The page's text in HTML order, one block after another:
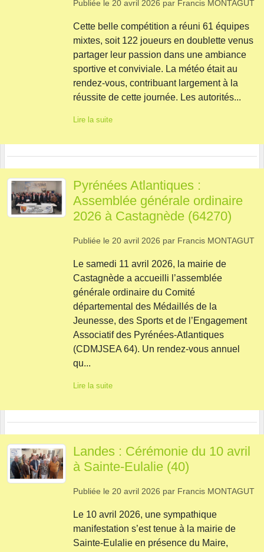
Publiée le 20 avril 2026 par Francis MONTAGUT
Cette belle compétition a réuni 61 équipes
mixtes, soit 122 joueurs en doublette venus
partager leur passion dans une ambiance
sportive et conviviale. La météo était au
rendez-vous, contribuant largement à la
réussite de cette journée. Les autorités...
Lire la suite
Pyrénées Atlantiques :
Assemblée générale ordinaire
2026 à Castagnède (64270)
Publiée le 20 avril 2026 par Francis MONTAGUT
Le samedi 11 avril 2026, la mairie de
Castagnède a accueilli l’assemblée
générale ordinaire du Comité
départemental des Médaillés de la
Jeunesse, des Sports et de l’Engagement
Associatif des Pyrénées-Atlantiques
(CDMJSEA 64). Un rendez-vous annuel
qu...
Lire la suite
Landes : Cérémonie du 10 avril
à Sainte-Eulalie (40)
Publiée le 20 avril 2026 par Francis MONTAGUT
Le 10 avril 2026, une sympathique
manifestation s’est tenue à la mairie de
Sainte-Eulalie en présence du Maire,